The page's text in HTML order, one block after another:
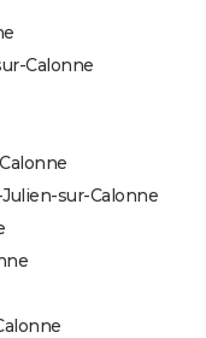
Calonne
sur-Calonne